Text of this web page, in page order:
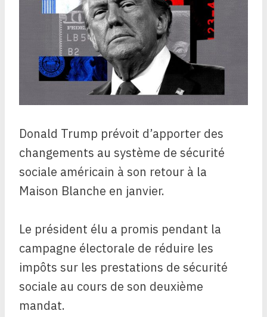
Donald Trump prévoit d’apporter des
changements au système de sécurité
sociale américain à son retour à la
Maison Blanche en janvier.
Le président élu a promis pendant la
campagne électorale de réduire les
impôts sur les prestations de sécurité
sociale au cours de son deuxième
mandat.